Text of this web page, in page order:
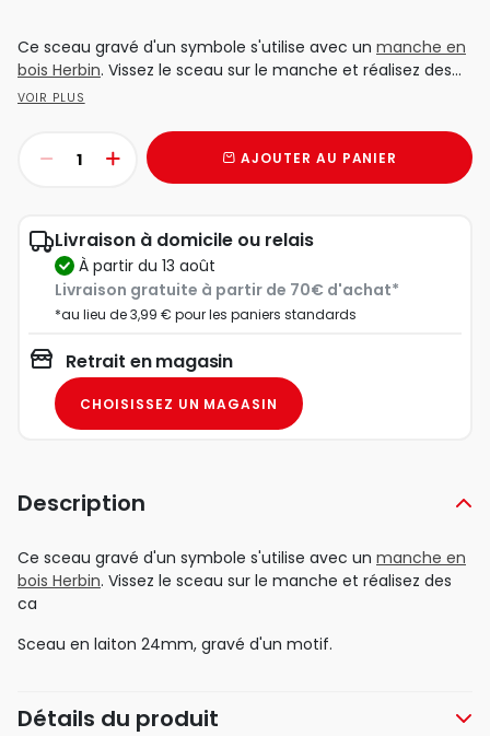
Ce sceau gravé d'un symbole s'utilise avec un manche en
bois Herbin. Vissez le sceau sur le manche et réalisez des...
VOIR PLUS
AJOUTER AU PANIER
Livraison à domicile ou relais
à partir du 13 août
Livraison gratuite à partir de 70€ d'achat*
*au lieu de 3,99 € pour les paniers standards
Retrait en magasin
CHOISISSEZ UN MAGASIN
Description
Ce sceau gravé d'un symbole s'utilise avec un manche en
bois Herbin. Vissez le sceau sur le manche et réalisez des
ca
Sceau en laiton 24mm, gravé d'un motif.
Détails du produit